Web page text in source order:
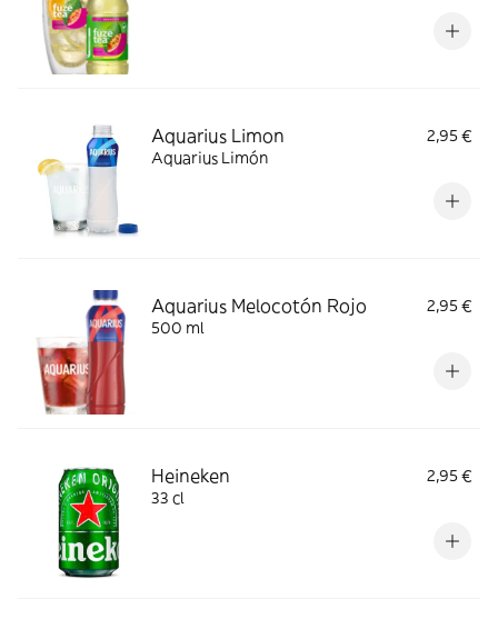
Aquarius Limon
2,95 €
Aquarius Limón
Aquarius Melocotón Rojo
2,95 €
500 ml
Heineken
2,95 €
33 cl